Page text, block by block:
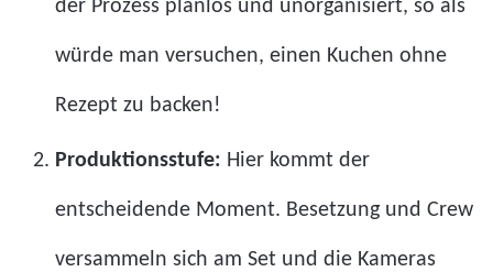
der Prozess planlos und unorganisiert, so als
würde man versuchen, einen Kuchen ohne
Rezept zu backen!
Produktionsstufe: Hier kommt der
entscheidende Moment. Besetzung und Crew
versammeln sich am Set und die Kameras